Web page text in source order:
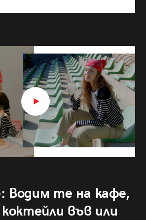
Водим те на кафе,
във или